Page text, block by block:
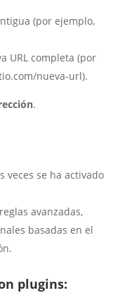
(por ejemplo,
URL completa (por
nueva-url).
.
veces se ha activado
avanzadas,
basadas en el
plugins: